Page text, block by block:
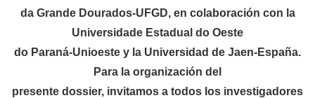
da Grande Dourados-UFGD, en colaboración con la
Universidade Estadual do Oeste
do Paraná-Unioeste y la Universidad de Jaen-España.
Para la organización del
presente dossier, invitamos a todos los investigadores